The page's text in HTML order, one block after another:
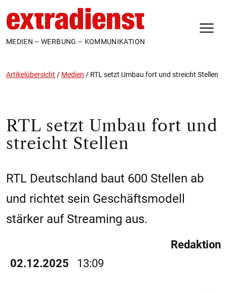
MEDIEN – WERBUNG – KOMMUNIKATION
Artikelübersicht / Medien / RTL setzt Umbau fort und streicht Stellen
RTL setzt Umbau fort und
streicht Stellen
RTL Deutschland baut 600 Stellen ab
und richtet sein Geschäftsmodell
stärker auf Streaming aus.
02.12.2025 13:09
Redaktion